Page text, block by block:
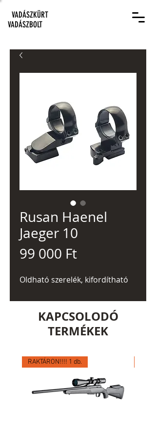
VADÁSZKÜRT
VADÁSZBOLT
Rusan Haenel
Jaeger 10
99 000 FtÁr
Oldható szerelék, kifordítható
KAPCSOLODÓ
TERMÉKEK
RAKTÁRON!!!! 1 db.